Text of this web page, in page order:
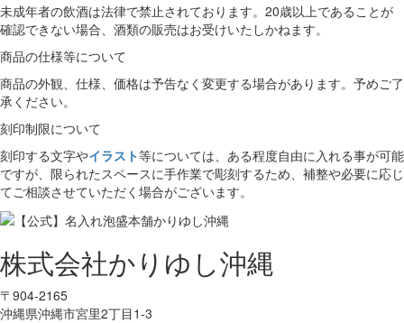
未成年者の飲酒は法律で禁止されております。20歳以上であることが
確認できない場合、酒類の販売はお受けいたしかねます。
商品の仕様等について
商品の外観、仕様、価格は予告なく変更する場合があります。予めご了
承ください。
刻印制限について
刻印する文字やイラスト等については、ある程度自由に入れる事が可能
ですが、限られたスペースに手作業で彫刻するため、補整や必要に応じ
てご相談させていただく場合がございます。
株式会社かりゆし沖縄
〒904-2165
沖縄県沖縄市宮里2丁目1-3